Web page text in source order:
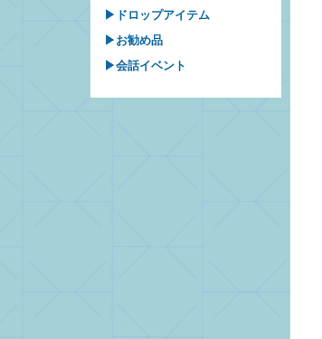
▶ドロップアイテム
▶お勧め品
▶会話イベント